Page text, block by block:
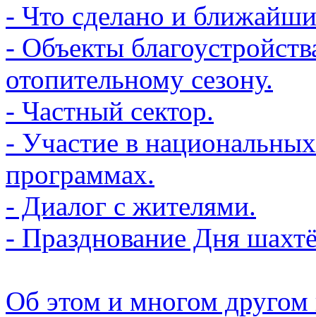
- Что сделано и
- Объекты
отопительному сезону.
- Частный сектор.
- Участие в
программах.
- Диалог с жителями.
- Празднование Дня
Об этом и многом